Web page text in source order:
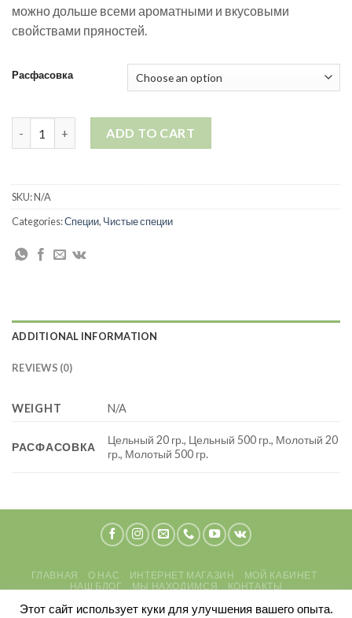
можно дольше всеми ароматными и вкусовыми
свойствами пряностей.
Расфасовка
ADD TO CART
SKU:N/A
Categories:Специи, Чистые специи
ADDITIONAL INFORMATION
REVIEWS (0)
WEIGHT N/A
РАСФАСОВКА
Цельный 20 гр., Цельный 500 гр., Молотый 20
гр., Молотый 500 гр.
ГЛАВНАЯ О НАС ИНТЕРНЕТ МАГАЗИН
МОЙ КАБИНЕТ
НАШ БЛОГ
МЫ НАХОДИМСЯ
КОНТАКТЫ
ПЕРСОНАЛЬНЫЕ ДАННЫЕ
Этот сайт использует куки для улучшения вашего опыта.